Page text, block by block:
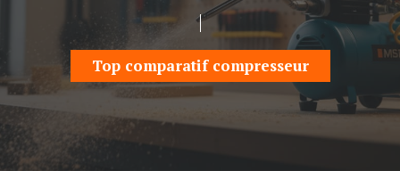
Top comparatif compresseur